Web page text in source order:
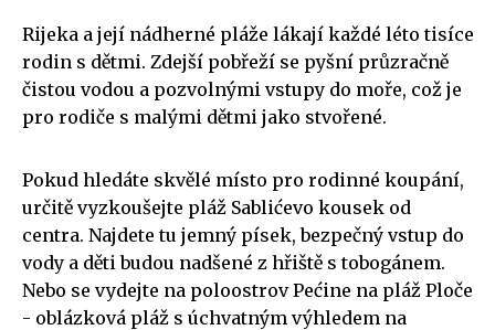
Rijeka a její nádherné pláže lákají každé léto tisíce
rodin s dětmi. Zdejší pobřeží se pyšní průzračně
čistou vodou a pozvolnými vstupy do moře, což je
pro rodiče s malými dětmi jako stvořené.
Pokud hledáte skvělé místo pro rodinné koupání,
určitě vyzkoušejte pláž Sablićevo kousek od
centra. Najdete tu jemný písek, bezpečný vstup do
vody a děti budou nadšené z hřiště s tobogánem.
Nebo se vydejte na poloostrov Pećine na pláž Ploče
- oblázková pláž s úchvatným výhledem na